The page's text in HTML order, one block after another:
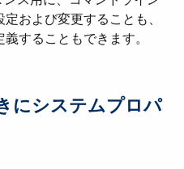
および変更することも、​
義することもできます。
にシステムプロパ